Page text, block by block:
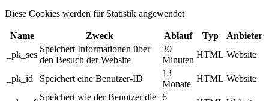
Diese Cookies werden für Statistik angewendet
Name Zweck Ablauf Typ
Anbieter
_pk_ses
Speichert Informationen über
den Besuch der Website
30
Minuten
HTML Website
_pk_id Speichert eine Benutzer-ID
13
Monate
HTML Website
Speichert wie der Benutzer die 6